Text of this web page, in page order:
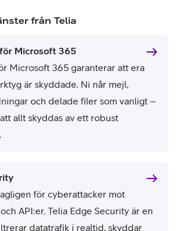
från Telia
Microsoft 365
Microsoft 365 garanterar att era
är skyddade. Ni når mejl,
och delade filer som vanligt –
allt skyddas av ett robust
för cyberattacker mot
API:er. Telia Edge Security är en
datatrafik i realtid, skyddar